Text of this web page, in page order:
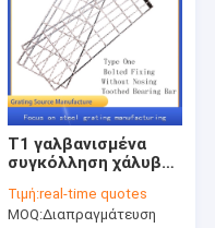
T1 γαλβανισμένα
συγκόλληση χάλυβα
σκαλοπατιών
σκαλοπατιών
Τιμή:real-time quotes
MOQ:Διαπραγμάτευση